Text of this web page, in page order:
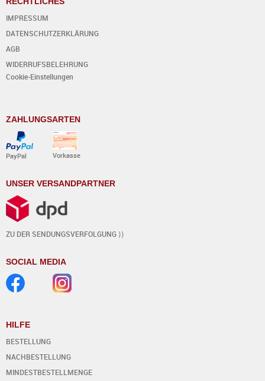
IMPRESSUM
DATENSCHUTZERKLÄRUNG
AGB
WIDERRUFSBELEHRUNG
Cookie-Einstellungen
ZAHLUNGSARTEN
PayPal Vorkasse
UNSER VERSANDPARTNER
ZU DER SENDUNGSVERFOLGUNG ⟩⟩
SOCIAL MEDIA
HILFE
BESTELLUNG
NACHBESTELLUNG
MINDESTBESTELLMENGE